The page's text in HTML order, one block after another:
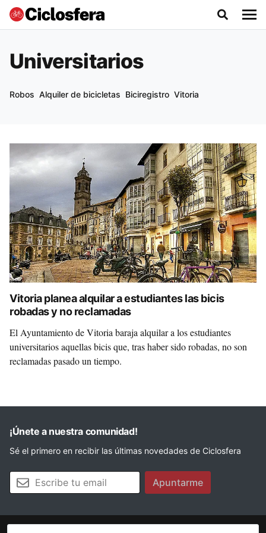
Universitarios
Robos Alquiler de bicicletas Biciregistro Vitoria
Vitoria planea alquilar a estudiantes las bicis
robadas y no reclamadas
El Ayuntamiento de Vitoria baraja alquilar a los estudiantes
universitarios aquellas bicis que, tras haber sido robadas, no son
reclamadas pasado un tiempo.
¡Únete a nuestra comunidad!
Sé el primero en recibir las últimas novedades de Ciclosfera
Tu email Apuntarme